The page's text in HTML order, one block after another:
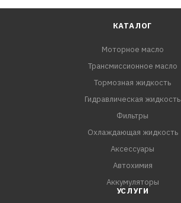
КАТАЛОГ
Моторное масло
Трансмиссионное масло
Тормозная жидкость
Гидравлическая жидкость
Фильтры
Охлаждающая жидкость
Аксессуары
Автохимия
Аккумуляторы
УСЛУГИ